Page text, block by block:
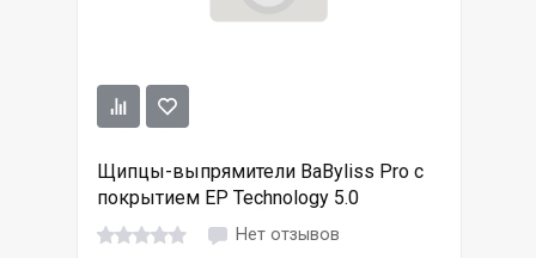
Щипцы-выпрямители BaByliss Pro с
покрытием EP Technology 5.0
Нет отзывов